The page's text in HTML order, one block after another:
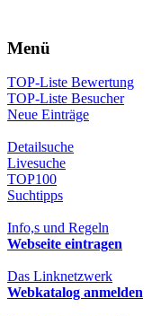
Menü
TOP-Liste Bewertung
TOP-Liste Besucher
Neue Einträge
Detailsuche
Livesuche
TOP100
Suchtipps
Info,s und Regeln
Webseite eintragen
Das Linknetzwerk
Webkatalog anmelden